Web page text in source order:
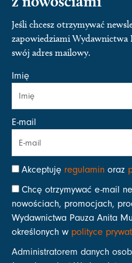
Jeśli chcesz otrzymywać
zapowiedziami Wydawnictwa
swój adres mailowy.
Imię
E-mail
Akceptuję regulamin oraz
Chcę otrzymywać e-mail
nowościach, promocjach,
Wydawnictwa Pauza Anita
określonych w polityce
Administratorem danych